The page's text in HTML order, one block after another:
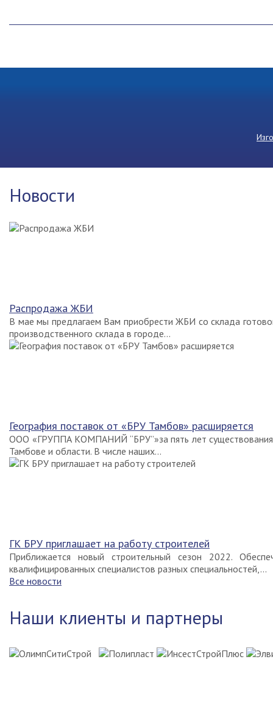
Новости
Распродажа ЖБИ
В мае мы предлагаем Вам приобрести ЖБИ со склада
производственного склада в городе...
География поставок от «БРУ Тамбов» расширяется
ООО «ГРУППА КОМПАНИЙ “БРУ”»за пять лет
Тамбове и области. В числе наших...
ГК БРУ приглашает на работу строителей
Приближается новый строительный сезон 2022.
квалифицированных специалистов разных специальностей,...
Все новости
Наши клиенты и партнеры